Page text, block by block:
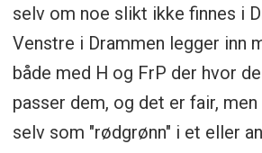
selv om noe slikt ikke finnes i
Venstre i Drammen legger inn
både med H og FrP der hvor
passer dem, og det er fair,
selv som "rødgrønn" i et eller